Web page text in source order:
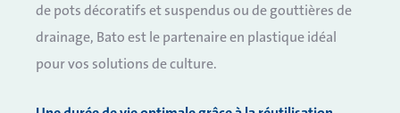
de pots décoratifs et suspendus ou de gouttières de
drainage, Bato est le partenaire en plastique idéal
pour vos solutions de culture.